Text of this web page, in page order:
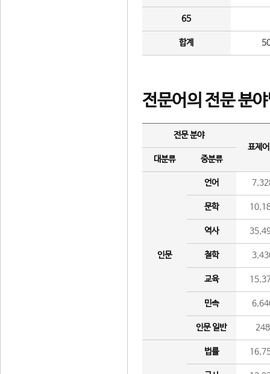
65
합계
전문어의 전문 분
전문 분야
표제
대분류
중분류
인문
언어
문학
역사
철학
교육
민속
인문 일반 248
법률